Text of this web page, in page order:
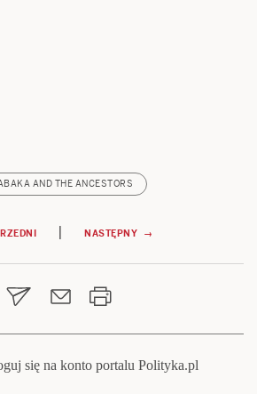
AND THE ANCESTORS
| NASTĘPNY →
się na konto portalu Polityka.pl